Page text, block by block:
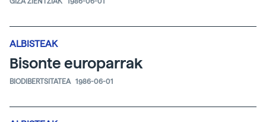
ALBISTEAK
Bisonte europarrak
BIODIBERTSITATEA 1986-06-01